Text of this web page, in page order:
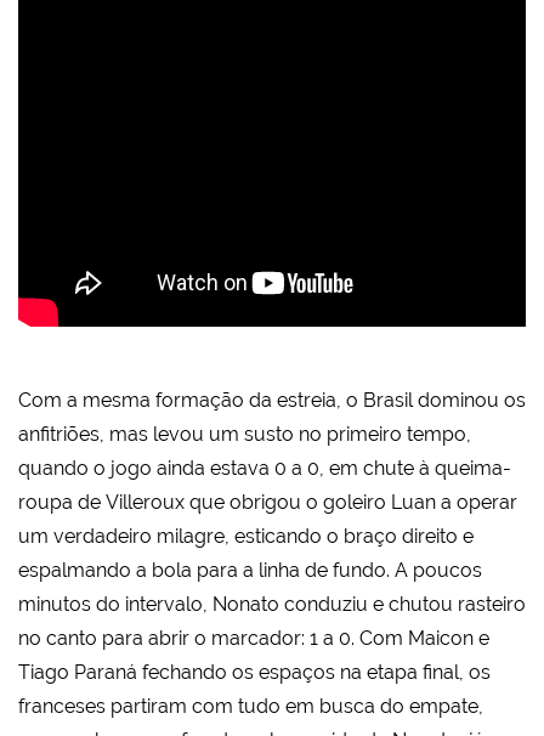
Com a mesma formação da estreia, o Brasil dominou os
anfitriões, mas levou um susto no primeiro tempo,
quando o jogo ainda estava 0 a 0, em chute à queima-
roupa de Villeroux que obrigou o goleiro Luan a operar
um verdadeiro milagre, esticando o braço direito e
espalmando a bola para a linha de fundo. A poucos
minutos do intervalo, Nonato conduziu e chutou rasteiro
no canto para abrir o marcador: 1 a 0. Com Maicon e
Tiago Paraná fechando os espaços na etapa final, os
franceses partiram com tudo em busca do empate,